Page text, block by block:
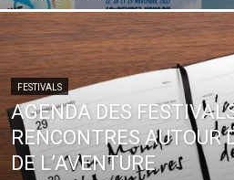
FESTIVALS
AGENDA DES
RENCONTRES AUTOUR
DE L’AVENTURE